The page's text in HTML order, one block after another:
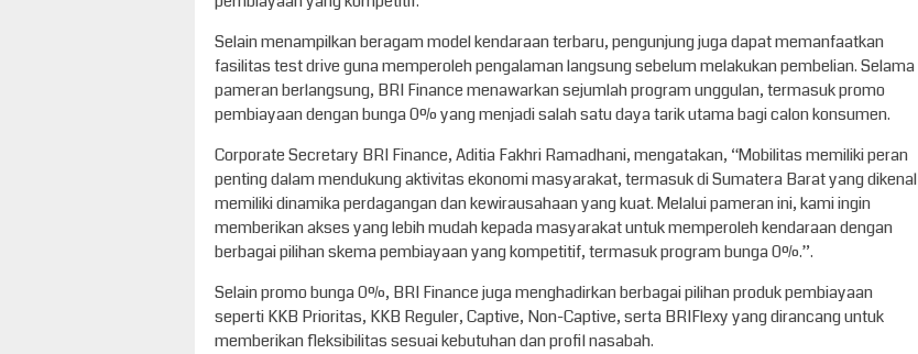
Selain menampilkan beragam model kendaraan terbaru, pengunjung juga dapat memanfaatkan
fasilitas test drive guna memperoleh pengalaman langsung sebelum melakukan pembelian. Selama
pameran berlangsung, BRI Finance menawarkan sejumlah program unggulan, termasuk promo
pembiayaan dengan bunga 0% yang menjadi salah satu daya tarik utama bagi calon konsumen.
Corporate Secretary BRI Finance, Aditia Fakhri Ramadhani, mengatakan, “Mobilitas memiliki peran
penting dalam mendukung aktivitas ekonomi masyarakat, termasuk di Sumatera Barat yang dikenal
memiliki dinamika perdagangan dan kewirausahaan yang kuat. Melalui pameran ini, kami ingin
memberikan akses yang lebih mudah kepada masyarakat untuk memperoleh kendaraan dengan
berbagai pilihan skema pembiayaan yang kompetitif, termasuk program bunga 0%.”.
Selain promo bunga 0%, BRI Finance juga menghadirkan berbagai pilihan produk pembiayaan
seperti KKB Prioritas, KKB Reguler, Captive, Non-Captive, serta BRIFlexy yang dirancang untuk
memberikan fleksibilitas sesuai kebutuhan dan profil nasabah.